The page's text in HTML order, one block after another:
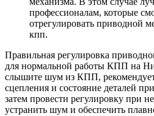
профессионалам, которые
отрегулировать приводной
кпп.
Правильная регулировка
для нормальной работы КПП на
слышите шум из КПП,
сцепления и состояние деталей
затем провести регулировку при
устранить шум и обеспечить